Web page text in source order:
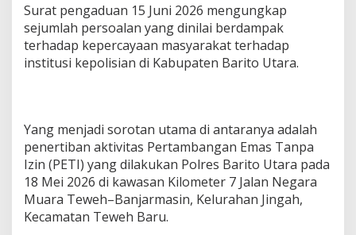
A
s
i
h
a
r
a
P
a
r
i
Surat pengaduan 15 Juni 2026 mengungkap
sejumlah persoalan yang dinilai berdampak
terhadap kepercayaan masyarakat terhadap
institusi kepolisian di Kabupaten Barito Utara.
Yang menjadi sorotan utama di antaranya adalah
penertiban aktivitas Pertambangan Emas Tanpa
Izin (PETI) yang dilakukan Polres Barito Utara pada
18 Mei 2026 di kawasan Kilometer 7 Jalan Negara
Muara Teweh–Banjarmasin, Kelurahan Jingah,
Kecamatan Teweh Baru.